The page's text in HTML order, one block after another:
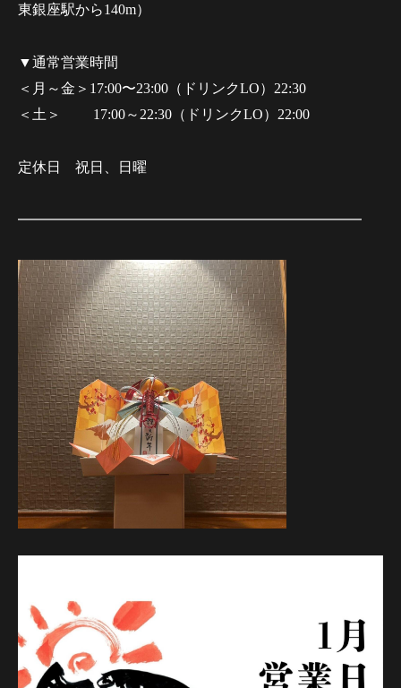
東銀座駅から140m）
▼通常営業時間
＜月～金＞17:00〜23:00（ドリンクLO）22:30
＜土＞ 17:00～22:30（ドリンクLO）22:00
定休日 祝日、日曜
━━━━━━━━━━━━━━━━━━━━━━━━